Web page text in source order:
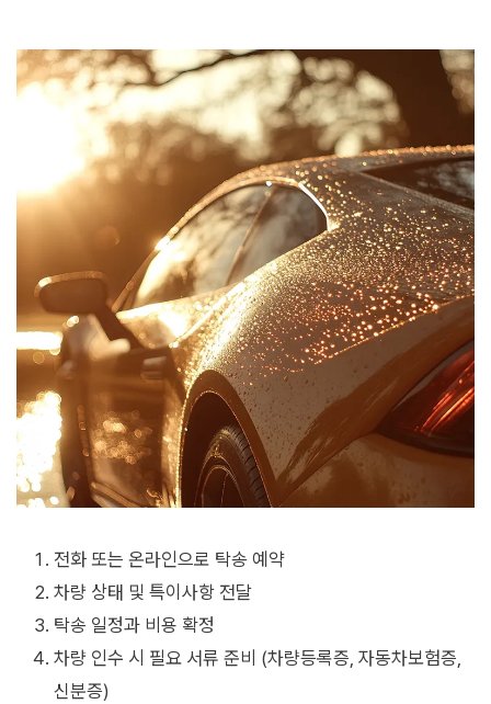
전화 또는 온라인으로 탁송 예약
차량 상태 및 특이사항 전달
탁송 일정과 비용 확정
차량 인수 시 필요 서류 준비 (차량등록증, 자동차보험증,
신분증)